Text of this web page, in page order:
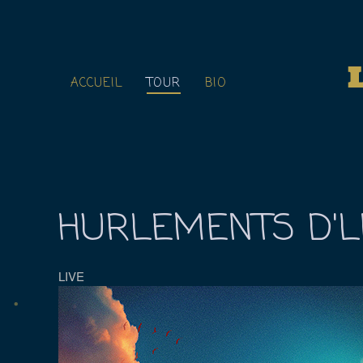
ACCUEIL TOUR BIO
HURLEMENTS
LIVE